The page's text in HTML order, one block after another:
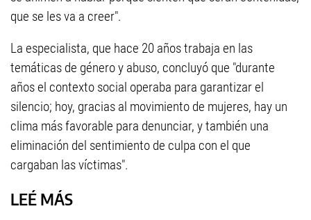
que se les va a creer".
La especialista, que hace 20 años trabaja en las
temáticas de género y abuso, concluyó que "durante
años el contexto social operaba para garantizar el
silencio; hoy, gracias al movimiento de mujeres, hay un
clima más favorable para denunciar, y también una
eliminación del sentimiento de culpa con el que
cargaban las víctimas".
LEÉ MÁS